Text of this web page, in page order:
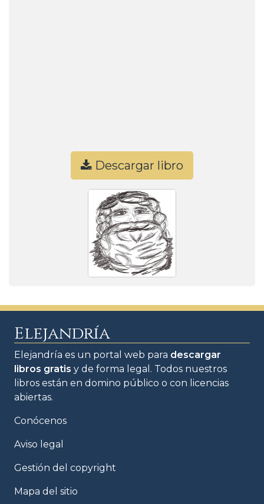
Descargar libro
Elejandría
Elejandría es un portal web para descargar
libros gratis y de forma legal. Todos nuestros
libros están en domino público o con licencias
abiertas.
Conócenos
Aviso legal
Gestión del copyright
Mapa del sitio